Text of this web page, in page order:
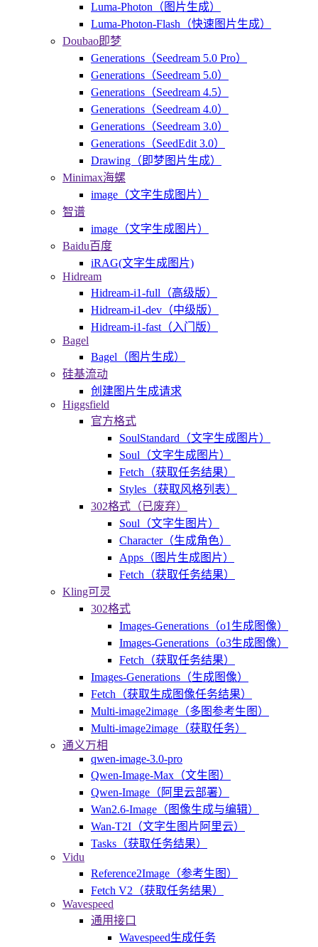
Luma-Photon（图片生成）
Luma-Photon-Flash（快速图片生成）
Doubao即梦
Generations（Seedream 5.0 Pro）
Generations（Seedream 5.0）
Generations（Seedream 4.5）
Generations（Seedream 4.0）
Generations（Seedream 3.0）
Generations（SeedEdit 3.0）
Drawing（即梦图片生成）
Minimax海螺
image（文字生成图片）
智谱
image（文字生成图片）
Baidu百度
iRAG(文字生成图片)
Hidream
Hidream-i1-full（高级版）
Hidream-i1-dev（中级版）
Hidream-i1-fast（入门版）
Bagel
Bagel（图片生成）
硅基流动
创建图片生成请求
Higgsfield
官方格式
SoulStandard（文字生成图片）
Soul（文字生成图片）
Fetch（获取任务结果）
Styles（获取风格列表）
302格式（已废弃）
Soul（文字生图片）
Character（生成角色）
Apps（图片生成图片）
Fetch（获取任务结果）
Kling可灵
302格式
Images-Generations（o1生成图像）
Images-Generations（o3生成图像）
Fetch（获取任务结果）
Images-Generations（生成图像）
Fetch（获取生成图像任务结果）
Multi-image2image（多图参考生图）
Multi-image2image（获取任务）
通义万相
qwen-image-3.0-pro
Qwen-Image-Max（文生图）
Qwen-Image（阿里云部署）
Wan2.6-Image（图像生成与编辑）
Wan-T2I（文字生图片阿里云）
Tasks（获取任务结果）
Vidu
Reference2Image（参考生图）
Fetch V2（获取任务结果）
Wavespeed
通用接口
Wavespeed生成任务